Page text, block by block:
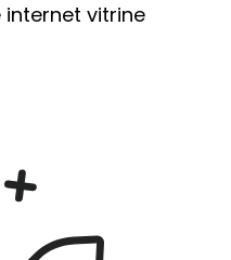
internet vitrine